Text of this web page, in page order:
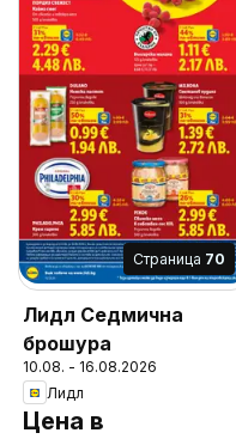
Cтраница 70
Лидл Седмична
брошура
10.08. - 16.08.2026
Лидл
Цена в